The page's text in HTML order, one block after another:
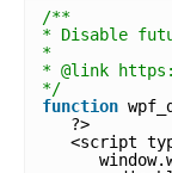
/**
* Disable
*
* @link
*/
function
?>
<script